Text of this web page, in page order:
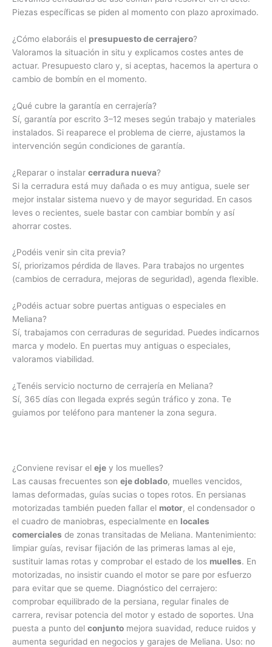
Piezas específicas se piden al momento con plazo aproximado.
¿Cómo elaboráis el presupuesto de cerrajero?
Valoramos la situación in situ y explicamos costes antes de
actuar. Presupuesto claro y, si aceptas, hacemos la apertura o
cambio de bombín en el momento.
¿Qué cubre la garantía en cerrajería?
Sí, garantía por escrito 3–12 meses según trabajo y materiales
instalados. Si reaparece el problema de cierre, ajustamos la
intervención según condiciones de garantía.
¿Reparar o instalar cerradura nueva?
Si la cerradura está muy dañada o es muy antigua, suele ser
mejor instalar sistema nuevo y de mayor seguridad. En casos
leves o recientes, suele bastar con cambiar bombín y así
ahorrar costes.
¿Podéis venir sin cita previa?
Sí, priorizamos pérdida de llaves. Para trabajos no urgentes
(cambios de cerradura, mejoras de seguridad), agenda flexible.
¿Podéis actuar sobre puertas antiguas o especiales en
Meliana?
Sí, trabajamos con cerraduras de seguridad. Puedes indicarnos
marca y modelo. En puertas muy antiguas o especiales,
valoramos viabilidad.
¿Tenéis servicio nocturno de cerrajería en Meliana?
Sí, 365 días con llegada exprés según tráfico y zona. Te
guiamos por teléfono para mantener la zona segura.
¿Conviene revisar el eje y los muelles?
Las causas frecuentes son eje doblado, muelles vencidos,
lamas deformadas, guías sucias o topes rotos. En persianas
motorizadas también pueden fallar el motor, el condensador o
el cuadro de maniobras, especialmente en locales
comerciales de zonas transitadas de Meliana. Mantenimiento:
limpiar guías, revisar fijación de las primeras lamas al eje,
sustituir lamas rotas y comprobar el estado de los muelles. En
motorizadas, no insistir cuando el motor se pare por esfuerzo
para evitar que se queme. Diagnóstico del cerrajero:
comprobar equilibrado de la persiana, regular finales de
carrera, revisar potencia del motor y estado de soportes. Una
puesta a punto del conjunto mejora suavidad, reduce ruidos y
aumenta seguridad en negocios y garajes de Meliana. Uso: no